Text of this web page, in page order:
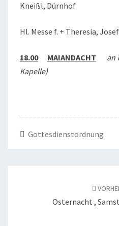
Kneißl, Dürnhof
Hl. Messe f. + Theresia,
18.00 MAIANDACHT
an
Kapelle)
Gottesdienstordnung
Osternacht ,